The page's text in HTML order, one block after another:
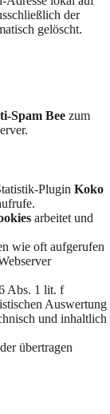
der
gelöscht.
Spam Bee zum
Plugin Koko
arbeitet und
wie oft aufgerufen
Abs. 1 lit. f
Auswertung
und inhaltlich
übertragen